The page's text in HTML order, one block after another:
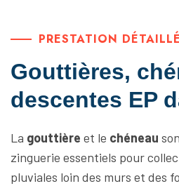
PRESTATION
Gouttières,
descentes EP
La gouttière et le chéneau
zinguerie essentiels pour
pluviales loin des murs et des